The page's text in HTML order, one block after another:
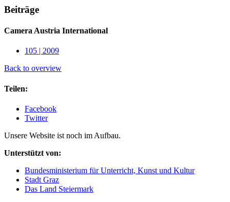
Beiträge
Camera Austria International
105 | 2009
Back to overview
Teilen:
Facebook
Twitter
Unsere Website ist noch im Aufbau.
Unterstützt von:
Bundesministerium für Unterricht, Kunst und Kultur
Stadt Graz
Das Land Steiermark